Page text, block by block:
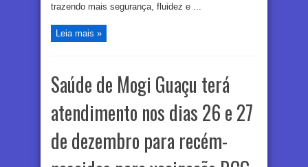
trazendo mais segurança, fluidez e ...
Leia mais »
Saúde de Mogi Guaçu terá
atendimento nos dias 26 e 27
de dezembro para recém-